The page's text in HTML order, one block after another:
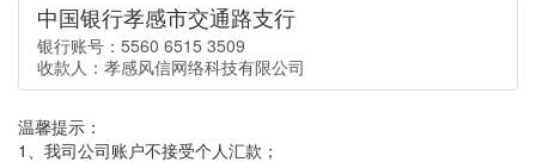
中国银行孝感市交通路支行
银行账号：5560 6515 3509
收款人：孝感风信网络科技有限公司
温馨提示：
1、我司公司账户不接受个人汇款；